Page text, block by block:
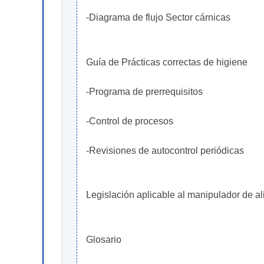
-Diagrama de flujo Sector cárnicas
Guía de Prácticas correctas de higiene
-Programa de prerrequisitos
-Control de procesos
-Revisiones de autocontrol periódicas
Legislación aplicable al manipulador de
Glosario